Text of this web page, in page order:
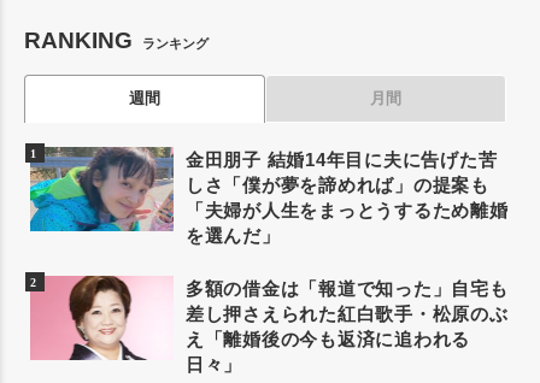
RANKING ランキング
週間 月間
金田朋子 結婚14年目に夫に告げた苦
しさ「僕が夢を諦めれば」の提案も
「夫婦が人生をまっとうするため離婚
を選んだ」
多額の借金は「報道で知った」自宅も
差し押さえられた紅白歌手・松原のぶ
え「離婚後の今も返済に追われる
日々」